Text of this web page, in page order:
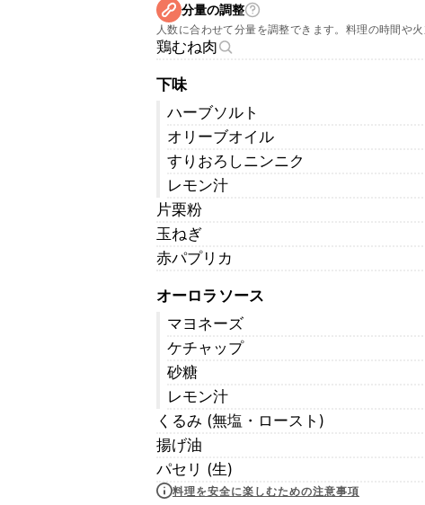
分量の調整
人数に合わせて分量を調整できます。料理の時間や
鶏むね肉
下味
ハーブソルト
オリーブオイル
すりおろしニンニク
レモン汁
片栗粉
玉ねぎ
赤パプリカ
オーロラソース
マヨネーズ
ケチャップ
砂糖
レモン汁
くるみ (無塩・ロースト)
揚げ油
パセリ (生)
料理を安全に楽しむための注意事項